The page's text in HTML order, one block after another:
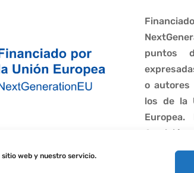
web y nuestro servicio.
puntos
o autores
los de la